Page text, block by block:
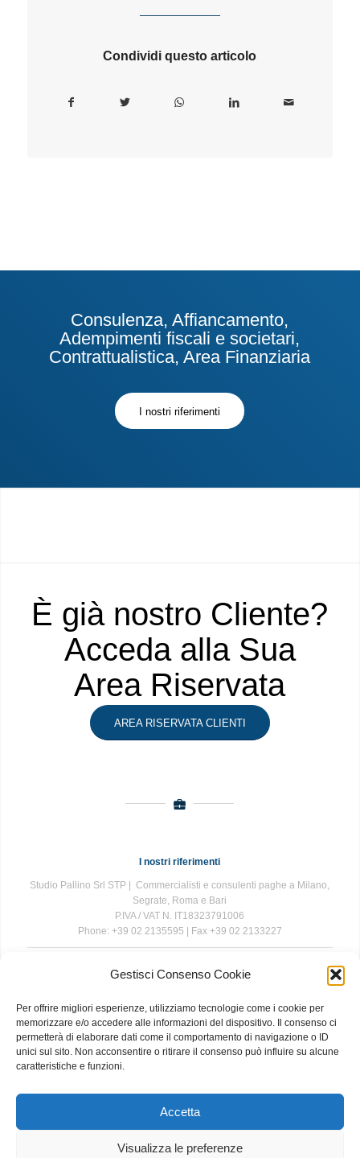
Gestisci Consenso Cookie
Per offrire migliori esperienze, utilizziamo tecnologie come i cookie per
memorizzare e/o accedere alle informazioni del dispositivo. Il consenso ci
permetterà di elaborare dati come il comportamento di navigazione o ID
unici sul sito. Non acconsentire o ritirare il consenso può influire su alcune
caratteristiche e funzioni.
Accetta
Visualizza le preferenze
Condividi questo articolo
Consulenza, Affiancamento,
Adempimenti fiscali e societari,
Contrattualistica, Area Finanziaria
I nostri riferimenti
È già nostro Cliente?
Acceda alla Sua
Area Riservata
AREA RISERVATA CLIENTI
I nostri riferimenti
Studio Pallino Srl STP | Commercialisti e consulenti paghe a Milano,
Segrate, Roma e Bari
P.IVA / VAT N. IT18323791006
Phone: +39 02 2135595 | Fax +39 02 2133227
The information contained in this website is for general information
while we endeavour to keep the information up to date and correct, we
make no representations or warranties of any kind, express or implied,
about the completeness, accuracy, reliability, suitability or availability
with respect to the website or the information, products, services, or
related graphics contained on the website for any purpose. Any
|Contact|Privacy and Cookie Policy